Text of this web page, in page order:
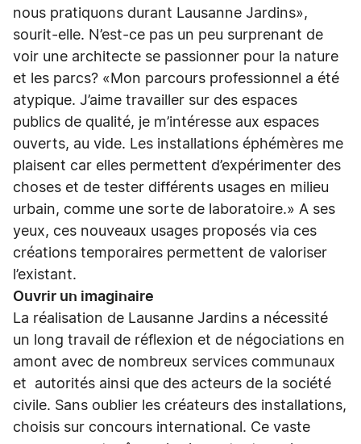
nous pratiquons durant Lausanne Jardins»,
sourit-elle. N’est-ce pas un peu surprenant de
voir une architecte se passionner pour la nature
et les parcs? «Mon parcours professionnel a été
atypique. J’aime travailler sur des espaces
publics de qualité, je m’intéresse aux espaces
ouverts, au vide. Les installations éphémères me
plaisent car elles permettent d’expérimenter des
choses et de tester différents usages en milieu
urbain, comme une sorte de laboratoire.» A ses
yeux, ces nouveaux usages proposés via ces
créations temporaires permettent de valoriser
l’existant.
Ouvrir un imaginaire
La réalisation de Lausanne Jardins a nécessité
un long travail de réflexion et de négociations en
amont avec de nombreux services communaux
et autorités ainsi que des acteurs de la société
civile. Sans oublier les créateurs des installations,
choisis sur concours international. Ce vaste